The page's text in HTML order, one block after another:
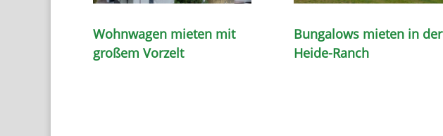
Wohnwagen mieten mit
großem Vorzelt
Bungalows mieten in der
Heide-Ranch